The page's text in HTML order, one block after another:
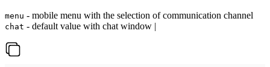
menu - mobile menu with the selection of communication channel
chat - default value with chat window |